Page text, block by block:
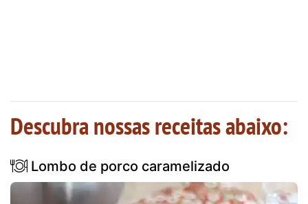
Descubra nossas receitas abaixo:
Lombo de porco caramelizado